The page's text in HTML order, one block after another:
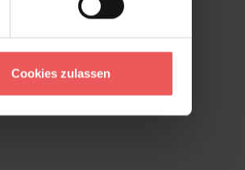
Cookies zulassen